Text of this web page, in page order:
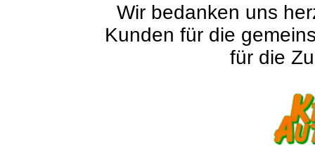
Wir bedanken uns
Kunden für die
für die